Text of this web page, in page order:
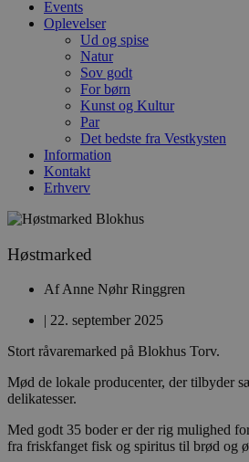
Events
Oplevelser
Ud og spise
Natur
Sov godt
For børn
Kunst og Kultur
Par
Det bedste fra Vestkysten
Information
Kontakt
Erhverv
Høstmarked
AfAnne Nøhr Ringgren
| 22. september 2025
Stort råvaremarked på Blokhus Torv.
Mød de lokale producenter, der tilbyder
delikatesser.
Med godt 35 boder er der rig mulighed
fra friskfanget fisk og spiritus til brød og